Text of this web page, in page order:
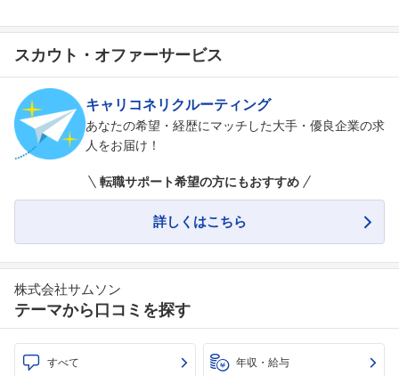
スカウト・オファーサービス
キャリコネリクルーティング
あなたの希望・経歴にマッチした大手・優良企業の求
人をお届け！
転職サポート希望の方にもおすすめ
詳しくはこちら
株式会社サムソン
テーマから口コミを探す
すべて 年収・給与